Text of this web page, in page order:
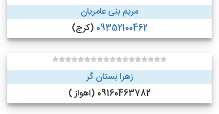
مریم بنی عامریان
09352100462 (کرج)
زهرا بستان گر
09160463782 (اهواز )